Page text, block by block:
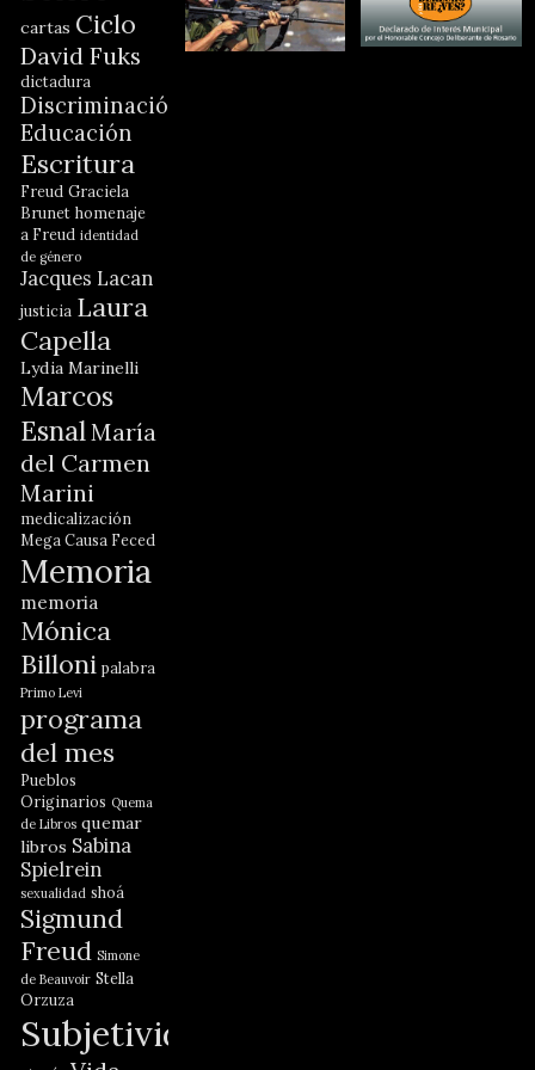
cartas Ciclo
David Fuks
dictadura
Discriminación
Educación
Escritura
Freud Graciela
Brunet homenaje
a Freud identidad
de género
Jacques Lacan
justicia Laura
Capella
Lydia Marinelli
Marcos
EsnalMaría
del Carmen
Marini
medicalización
Mega Causa Feced
Memoria
memoria
Mónica
Billoni palabra
Primo Levi
programa
del mes
Pueblos
Originarios Quema
de Libros quemar
libros Sabina
Spielrein
sexualidad shoá
Sigmund
Freud Simone
de Beauvoir Stella
Orzuza
Subjetividad